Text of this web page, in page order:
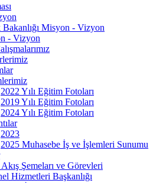
Bakanlığı Misyon - Vizyon
- Vizyon
2022 Yılı Eğitim Fotoları
2019 Yılı Eğitim Fotoları
2024 Yılı Eğitim Fotoları
2023
2025 Muhasebe İş ve İşlemleri Sunumu
Şemeları ve Görevleri
Hizmetleri Başkanlığı